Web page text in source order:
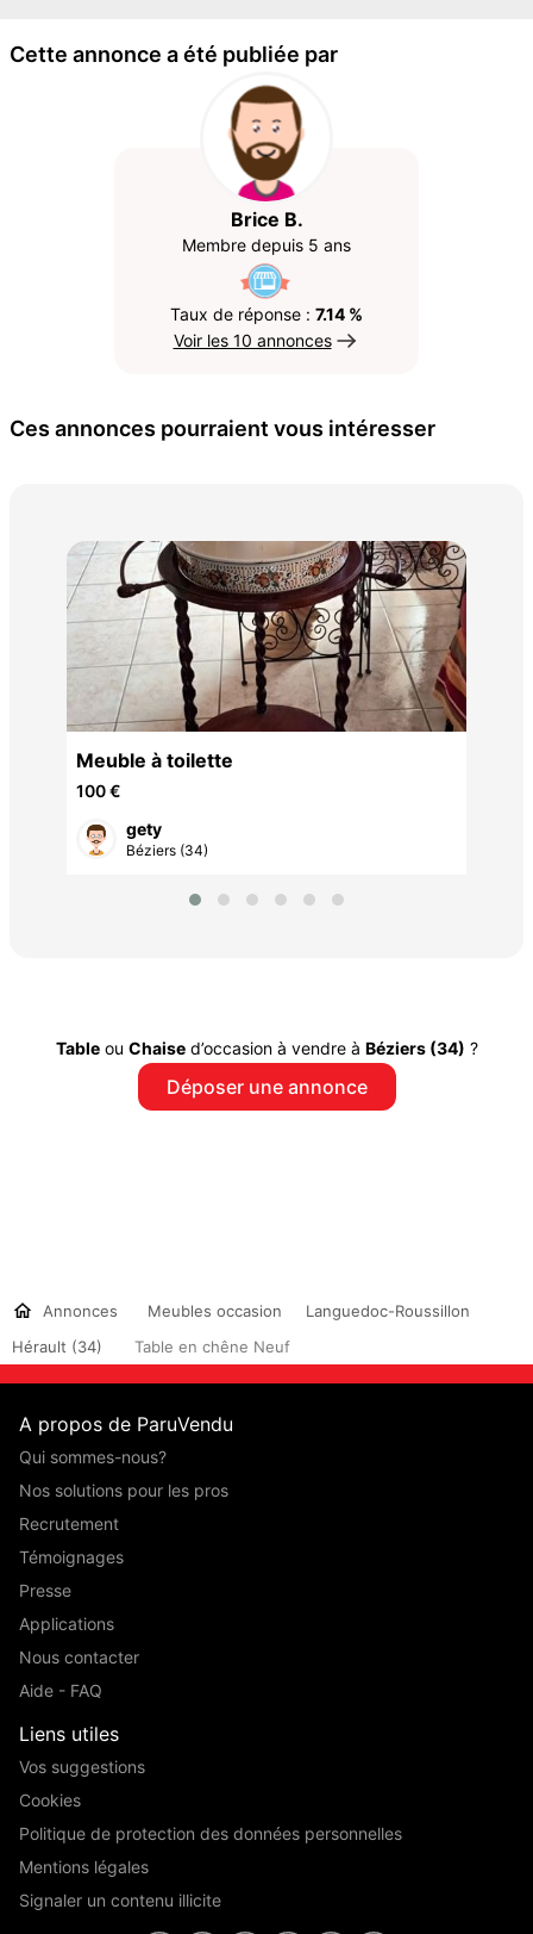
Cette annonce a été publiée par
Brice B.
Membre depuis 5 ans
Taux de réponse : 7.14 %
Voir les 10 annonces
Ces annonces pourraient vous intéresser
Meuble à toilette
100 €
gety
Béziers (34)
Tableou Chaised’occasion à vendre à Béziers (34) ?
Déposer une annonce
Annonces Meubles occasion
Languedoc-Roussillon
Hérault (34)
Table en chêne Neuf
A propos de ParuVendu
Qui sommes-nous?
Nos solutions pour les pros
Recrutement
Témoignages
Presse
Applications
Nous contacter
Aide - FAQ
Liens utiles
Vos suggestions
Cookies
Politique de protection des données personnelles
Mentions légales
Signaler un contenu illicite